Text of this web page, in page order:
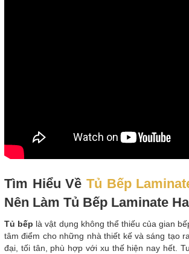
Tìm Hiểu Về Tủ Bếp
Nên Làm Tủ Bếp Laminate
Tủ bếp là vật dụng không thể thiếu của gian
tâm điểm cho những nhà thiết kế và sáng tạo
đại, tối tân, phù hợp với xu thế hiện nay hết.